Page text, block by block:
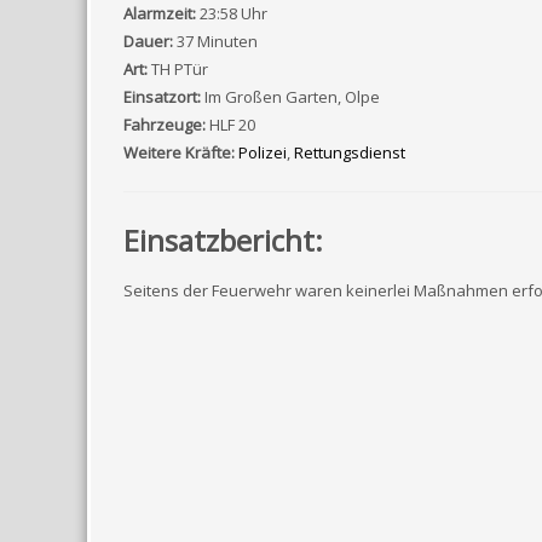
Alarmzeit:23:58 Uhr
Dauer:37 Minuten
Art:TH PTür
Einsatzort:Im Großen Garten, Olpe
Fahrzeuge:HLF 20
Weitere Kräfte:Polizei,Rettungsdienst
Einsatzbericht:
Seitens der Feuerwehr waren keinerlei Maßnahmen